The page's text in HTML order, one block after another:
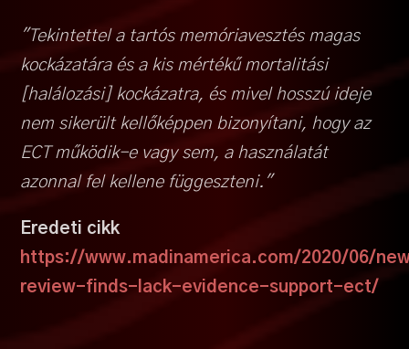
"Tekintettel a tartós memóriavesztés magas
kockázatára és a kis mértékű mortalitási
[halálozási] kockázatra, és mivel hosszú ideje
nem sikerült kellőképpen bizonyítani, hogy az
ECT működik-e vagy sem, a használatát
azonnal fel kellene függeszteni."
Eredeti cikk
https://www.madinamerica.com/2020/06/
review-finds-lack-evidence-support-ect/